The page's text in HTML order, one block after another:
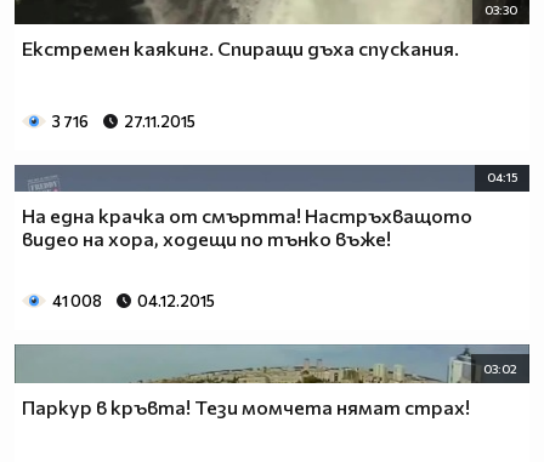
03:30
Екстремен каякинг. Спиращи дъха спускания.
3 716 27.11.2015
04:15
На една крачка от смъртта! Настръхващото
видео на хора, ходещи по тънко въже!
41 008 04.12.2015
03:02
Паркур в кръвта! Тези момчета нямат страх!